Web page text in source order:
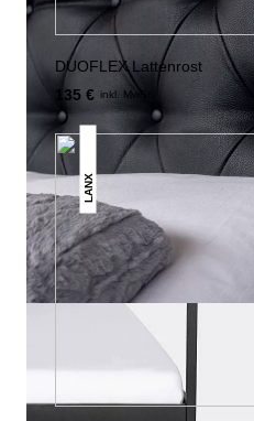
DUOFLEX Lattenrost
135 € inkl. MwSt.
LANX